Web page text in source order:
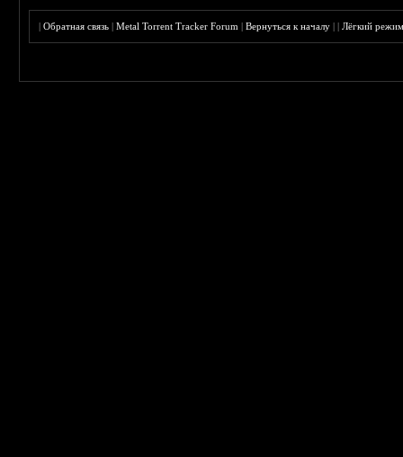
|Обратная связь |Metal Torrent Tracker Forum |Вернуться к началу ||Лёгкий